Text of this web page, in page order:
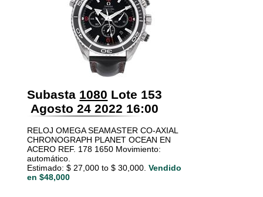
Subasta 1080 Lote 153
Agosto 24 2022 16:00
RELOJ OMEGA SEAMASTER CO-AXIAL
CHRONOGRAPH PLANET OCEAN EN
ACERO REF. 178 1650 Movimiento:
automático.
Estimado: $ 27,000 to $ 30,000. Vendido
en $48,000